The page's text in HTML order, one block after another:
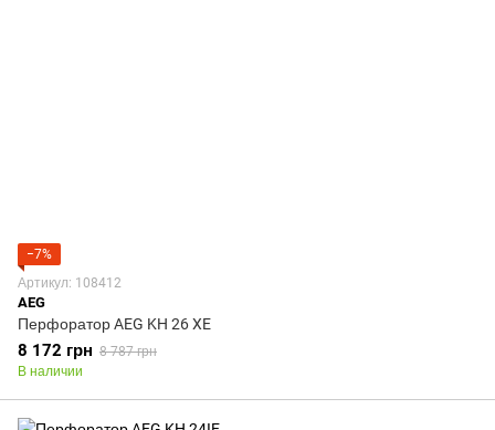
−7%
Артикул: 108412
AEG
Перфоратор AEG KH 26 XE
8 172 грн 8 787 грн
В наличии